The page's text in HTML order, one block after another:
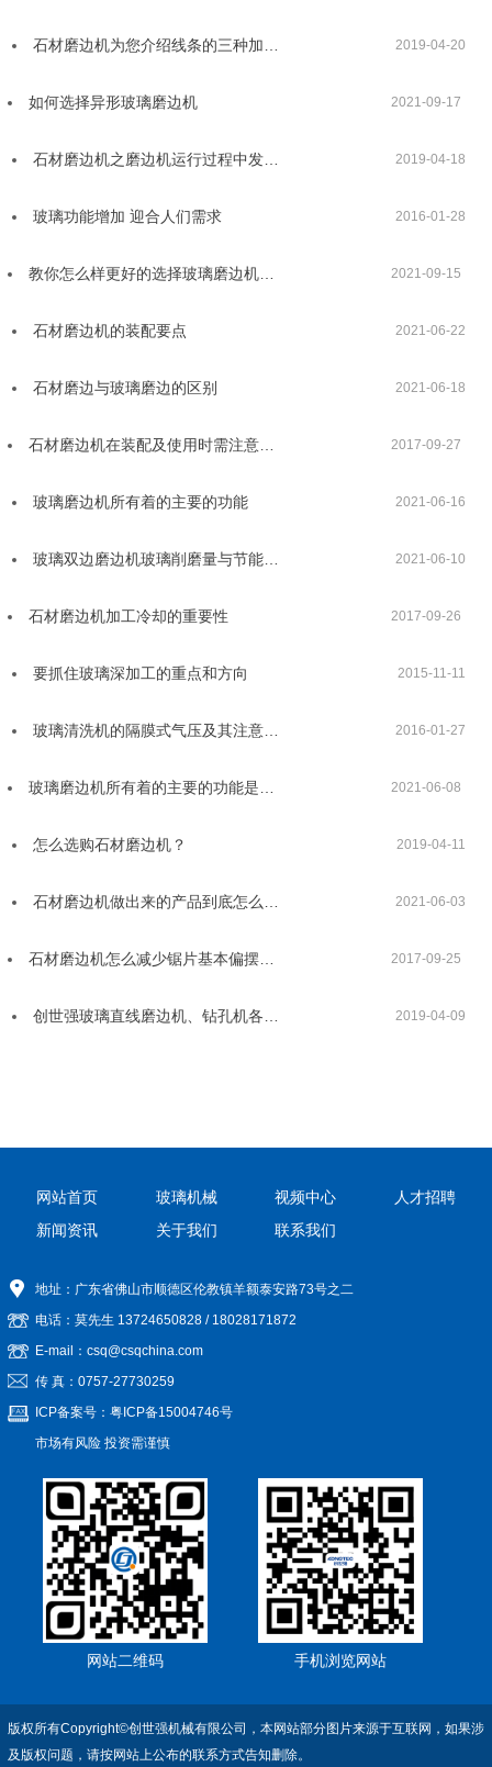
石材磨边机为您介绍线条的三种加… 2019-04-20
如何选择异形玻璃磨边机 2021-09-17
石材磨边机之磨边机运行过程中发… 2019-04-18
玻璃功能增加 迎合人们需求 2016-01-28
教你怎么样更好的选择玻璃磨边机… 2021-09-15
石材磨边机的装配要点 2021-06-22
石材磨边与玻璃磨边的区别 2021-06-18
石材磨边机在装配及使用时需注意… 2017-09-27
玻璃磨边机所有着的主要的功能 2021-06-16
玻璃双边磨边机玻璃削磨量与节能… 2021-06-10
石材磨边机加工冷却的重要性 2017-09-26
要抓住玻璃深加工的重点和方向 2015-11-11
玻璃清洗机的隔膜式气压及其注意… 2016-01-27
玻璃磨边机所有着的主要的功能是… 2021-06-08
怎么选购石材磨边机？ 2019-04-11
石材磨边机做出来的产品到底怎么… 2021-06-03
石材磨边机怎么减少锯片基本偏摆… 2017-09-25
创世强玻璃直线磨边机、钻孔机各… 2019-04-09
网站首页 玻璃机械 视频中心
人才招聘
新闻资讯
关于我们 联系我们
地址：广东省佛山市顺德区伦教镇羊额泰安路73号之二
电话：莫先生 13724650828/ 18028171872
E-mail：csq@csqchina.com
传 真：0757-27730259
ICP备案号： 粤ICP备15004746号
市场有风险 投资需谨慎
网站二维码 手机浏览网站
版权所有Copyright©创世强机械有限公司，本网站部分图片来源于互联网，如果涉
及版权问题，请按网站上公布的联系方式告知删除。